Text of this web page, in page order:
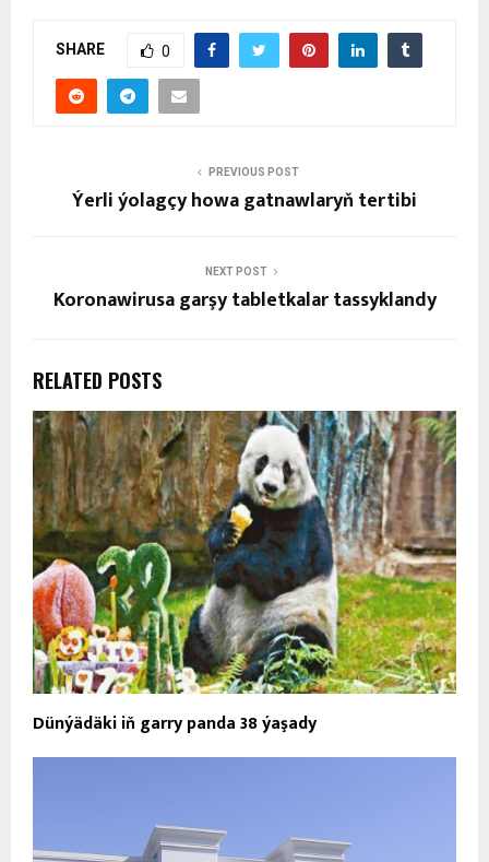
SHARE 0
PREVIOUS POST
Ýerli ýolagçy howa gatnawlaryň tertibi
NEXT POST
Koronawirusa garşy tabletkalar tassyklandy
RELATED POSTS
Dünýädäki iň garry panda 38 ýaşady